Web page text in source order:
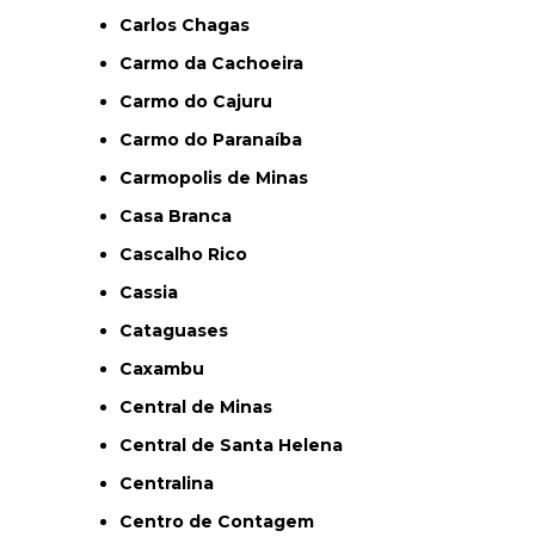
Carlos Chagas
Carmo da Cachoeira
Carmo do Cajuru
Carmo do Paranaíba
Carmopolis de Minas
Casa Branca
Cascalho Rico
Cassia
Cataguases
Caxambu
Central de Minas
Central de Santa Helena
Centralina
Centro de Contagem